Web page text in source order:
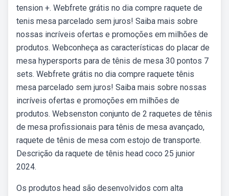
tension +. Webfrete grátis no dia compre raquete de
tenis mesa parcelado sem juros! Saiba mais sobre
nossas incríveis ofertas e promoções em milhões de
produtos. Webconheça as características do placar de
mesa hypersports para de tênis de mesa 30 pontos 7
sets. Webfrete grátis no dia compre raquete tênis
mesa parcelado sem juros! Saiba mais sobre nossas
incríveis ofertas e promoções em milhões de
produtos. Websenston conjunto de 2 raquetes de tênis
de mesa profissionais para tênis de mesa avançado,
raquete de tênis de mesa com estojo de transporte.
Descrição da raquete de tênis head coco 25 junior
2024.
Os produtos head são desenvolvidos com alta